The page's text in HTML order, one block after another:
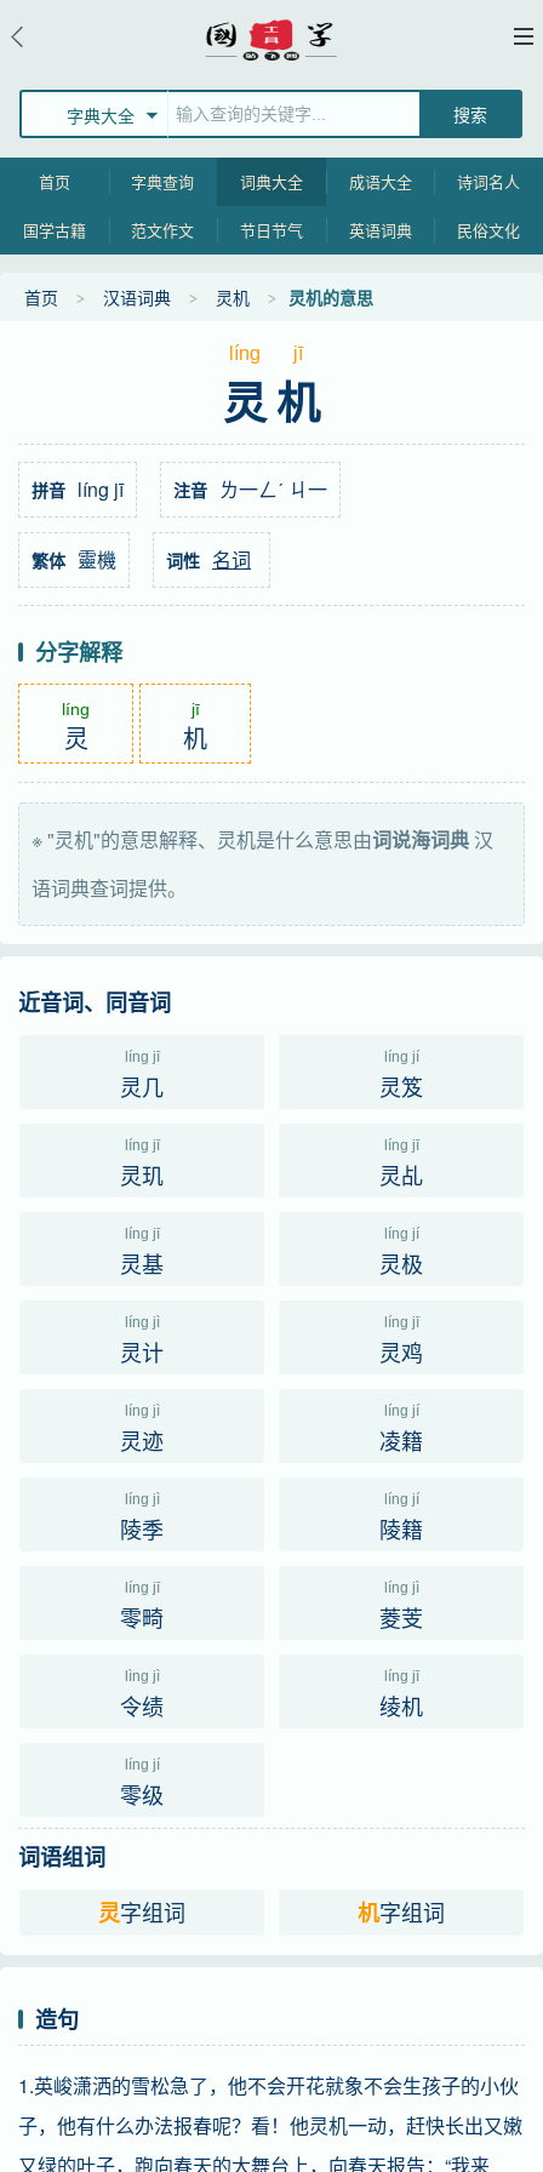
字典大全
首页 字典查询 词典大全 成语大全 诗词名人
国学古籍 范文作文 节日节气 英语词典 民俗文化
首页 汉语词典 灵机 灵机的意思
líng jī
灵机
拼音 líng jī 注音 ㄌ一ㄥˊ ㄐ一
繁体 靈機 词性 名词
分字解释
líng
灵
jī
机
※ "灵机"的意思解释、灵机是什么意思由词说海词典 汉
语词典查词提供。
近音词、同音词
líng jī
灵几
líng jí
灵笈
líng jī
灵玑
líng jī
灵乩
líng jī
灵基
líng jí
灵极
líng jì
灵计
líng jī
灵鸡
líng jì
灵迹
líng jí
凌籍
líng jì
陵季
líng jí
陵籍
líng jī
零畸
líng jì
菱芰
lìng jì
令绩
líng jī
绫机
líng jí
零级
词语组词
灵字组词 机字组词
造句
1.英峻潇洒的雪松急了，他不会开花就象不会生孩子的小伙
子，他有什么办法报春呢？看！他灵机一动，赶快长出又嫩
又绿的叶子，跑向春天的大舞台上，向春天报告：“我来